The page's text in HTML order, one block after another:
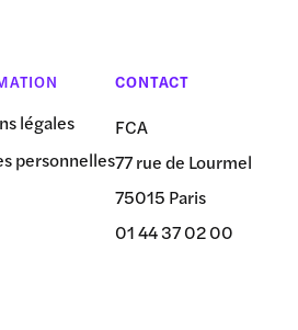
légales
personnelles
CONTACT
FCA
77 rue de Lourmel
75015 Paris
01 44 37 02 00